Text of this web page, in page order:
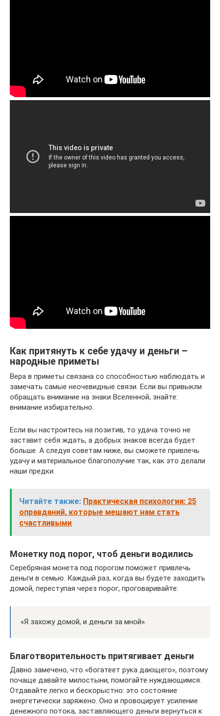
Как притянуть к себе удачу и деньги –
народные приметы
Вера в приметы связана со способностью наблюдать и
замечать самые неочевидные связи. Если вы привыкли
обращать внимание на знаки Вселенной, знайте:
внимание избирательно.
Если вы настроитесь на позитив, то удача точно не
заставит себя ждать, а добрых знаков всегда будет
больше. А следуя советам ниже, вы сможете привлечь
удачу и материальное благополучие так, как это делали
наши предки.
Читайте также: Практическая психология: 25
оправданий, которые мешают нам стать
счастливыми
Монетку под порог, чтоб деньги водились
Серебряная монета под порогом поможет привлечь
деньги в семью. Каждый раз, когда вы будете заходить
домой, переступая через порог, проговаривайте:
«Я захожу домой, и деньги за мной».
Благотворительность притягивает деньги
Давно замечено, что «богатеет рука дающего», поэтому
почаще давайте милостыни, помогайте нуждающимся.
Отдавайте легко и бескорыстно: это состояние
энергетически заряжено. Оно и провоцирует усиление
денежного потока, заставляющего деньги вернуться к